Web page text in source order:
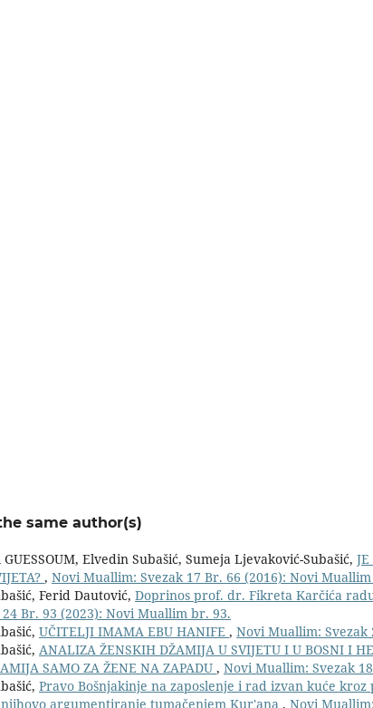
same author(s)
Elvedin Subašić, Sumeja Ljevaković-Subašić,
, Novi Muallim: Svezak 17 Br. 66 (2016): Novi
Ferid Dautović, Doprinos prof. dr. Fikreta Karčića
Br. 93 (2023): Novi Muallim br. 93.
UČITELJI IMAMA EBU HANIFE , Novi Muallim: Svezak
ANALIZA ŽENSKIH DŽAMIJA U SVIJETU I U BOSNI I
SAMO ZA ŽENE NA ZAPADU , Novi Muallim: Svezak
Pravo Bošnjakinje na zaposlenje i rad izvan kuće
argumentiranje tumačenjem Kur'ana , Novi